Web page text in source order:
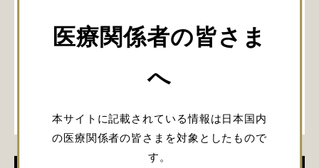
医療関係者の皆さま
へ
本サイトに記載されている情報は日本国内
の医療関係者の皆さまを対象としたもので
す。